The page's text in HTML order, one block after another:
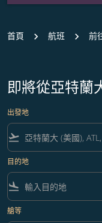
首頁 航班 前
即將從亞特蘭
出發地
flight_takeoff
目的地
flight_land
艙等